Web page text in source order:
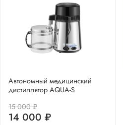
Автономный медицинский
дистиллятор AQUA-S
15 000 ₽
14 000 ₽